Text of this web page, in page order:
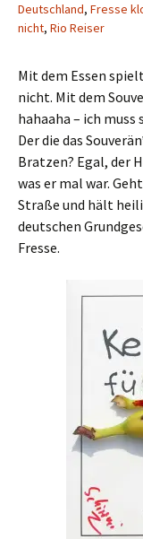
Deutschland, Fresse
nicht, Rio Reiser
Mit dem Essen
nicht. Mit dem
hahaaha – ich muss
Der die das
Bratzen? Egal, der
was er mal war.
Straße und hält
deutschen
Fresse.